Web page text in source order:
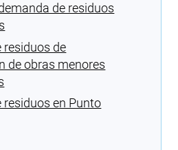
de residuos
residuos de
de obras menores
residuos en Punto